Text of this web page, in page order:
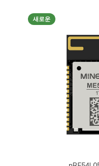
새로운